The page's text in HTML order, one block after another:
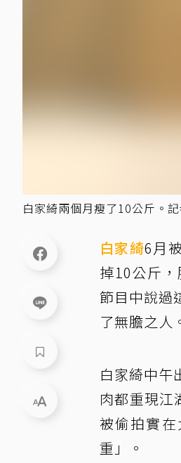
白家綺兩個月瘦了10公斤。
白家綺6月
掉10公斤
節目中說過
了無膽之人
白家綺中午
肉都重現江
被偷拍實
重」。